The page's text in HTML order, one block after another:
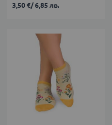
3,50 €/6,85 лв.